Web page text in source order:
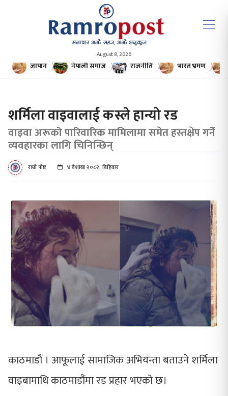
August 8, 2026
जापान नेपाली समाज राजनीति भारत भ्रमण
शर्मिला वाइवालाई कस्ले हान्यो रड
वाइवा अरूको पारिवारिक मामिलामा समेत हस्तक्षेप गर्ने
व्यवहारका लागि चिनिन्छिन्
राम्रो पोष्ट ४ वैशाख २०८२, बिहिवार
काठमाडौं । आफूलाई सामाजिक अभियन्ता बताउने शर्मिला
वाइबामाथि काठमाडौंमा रड प्रहार भएको छ।